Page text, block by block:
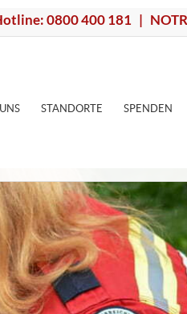
0800 400 181 |
STANDORTE SPENDEN